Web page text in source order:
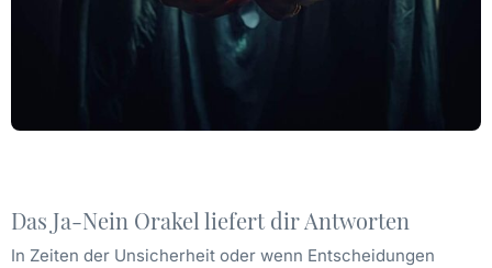
Das Ja-Nein Orakel liefert dir Antworten
In Zeiten der Unsicherheit oder wenn Entscheidungen